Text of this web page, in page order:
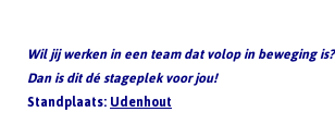
Wil jij werken in een team dat volop in beweging is?
Dan is dit dé stageplek voor jou!
Standplaats:Udenhout